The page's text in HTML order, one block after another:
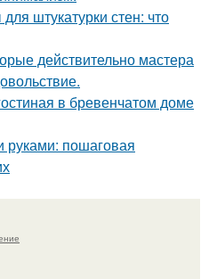
штукатурки стен: что
действительно мастера
в бревенчатом доме
руками: пошаговая